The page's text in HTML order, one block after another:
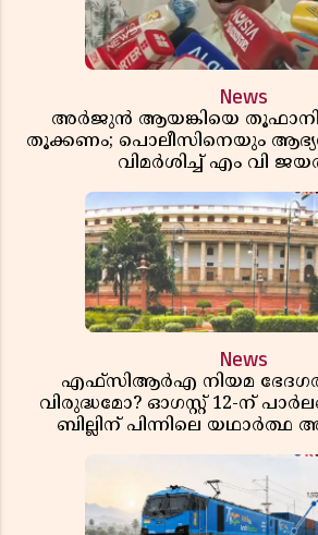
News
അർജുൻ ആയങ്കിയെ
തൂക്കണം; പൊലീസിനെയും
വിമർശിച്ച് എം വി
News
എഫ്സിആർഎ നിയമ
വിരുദ്ധമോ? ഓഗസ്റ്റ് 12-ന്
ബില്ലിന് പിന്നിലെ